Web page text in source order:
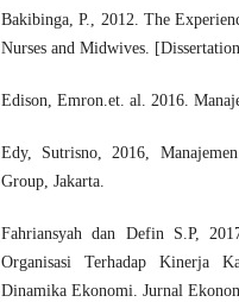
Bakibinga, P., 2012. The
Nurses and Midwives.
Edison, Emron.et. al. 2016.
Edy, Sutrisno, 2016,
Group, Jakarta.
Fahriansyah dan Defin S.P,
Organisasi Terhadap Kinerja
Dinamika Ekonomi. Jurnal